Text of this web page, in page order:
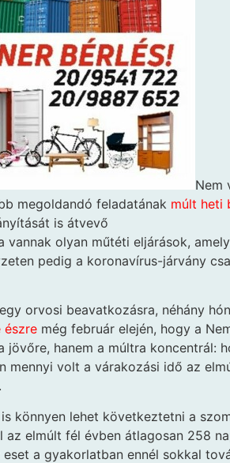
Nem
megoldandó feladatának múlt heti
is átvevő
olyan műtéti eljárások,
pedig a koronavírus-járvány
orvosi beavatkozásra, néhány
észre még február elején, hogy a
hanem a múltra koncentrál:
mennyi volt a várakozási idő az
könnyen lehet következtetni a
az elmúlt fél évben átlagosan 258
a gyakorlatban ennél sokkal